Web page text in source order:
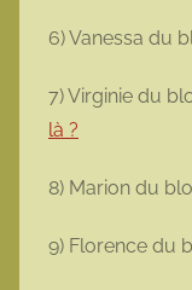
6) Vanessa du
7) Virginie du
là ?
8) Marion du
9) Florence du